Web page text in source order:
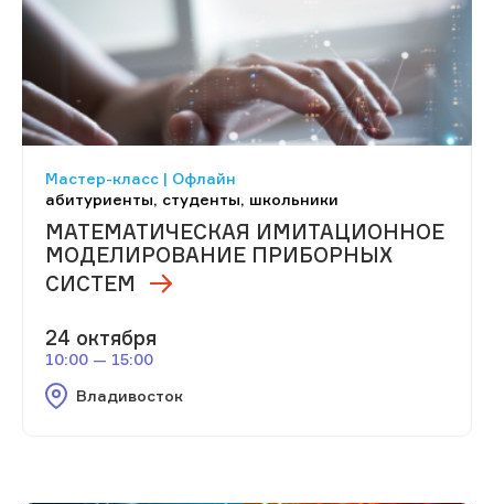
Мастер-класс | Офлайн
абитуриенты, студенты, школьники
МАТЕМАТИЧЕСКАЯ ИМИТАЦИОННОЕ
МОДЕЛИРОВАНИЕ ПРИБОРНЫХ
СИСТЕМ
24 октября
10:00 — 15:00
Владивосток